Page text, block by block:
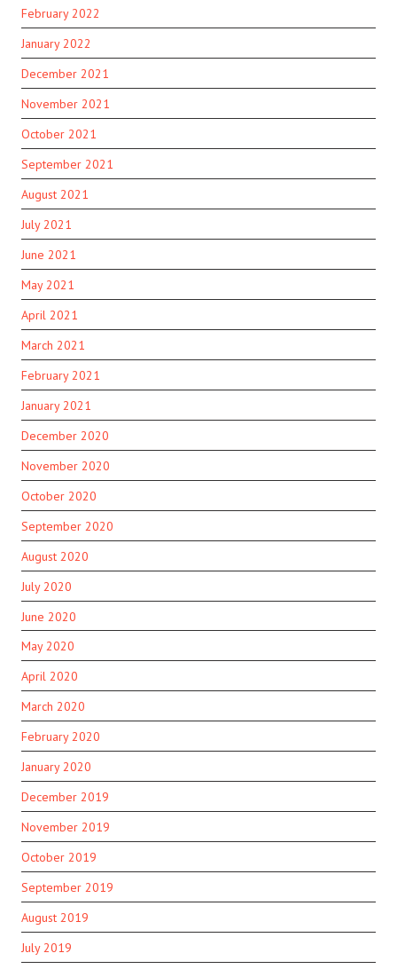
February 2022
January 2022
December 2021
November 2021
October 2021
September 2021
August 2021
July 2021
June 2021
May 2021
April 2021
March 2021
February 2021
January 2021
December 2020
November 2020
October 2020
September 2020
August 2020
July 2020
June 2020
May 2020
April 2020
March 2020
February 2020
January 2020
December 2019
November 2019
October 2019
September 2019
August 2019
July 2019